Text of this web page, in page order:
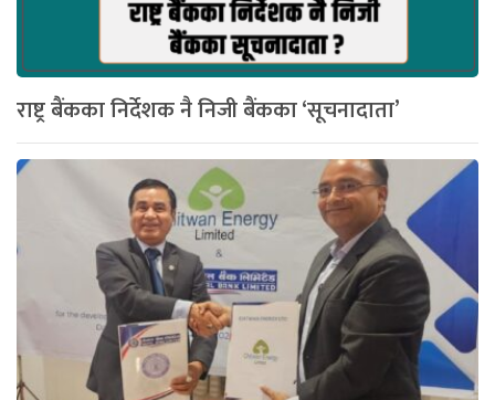
राष्ट्र बैंकका निर्देशक नै निजी बैंकका ‘सूचनादाता’